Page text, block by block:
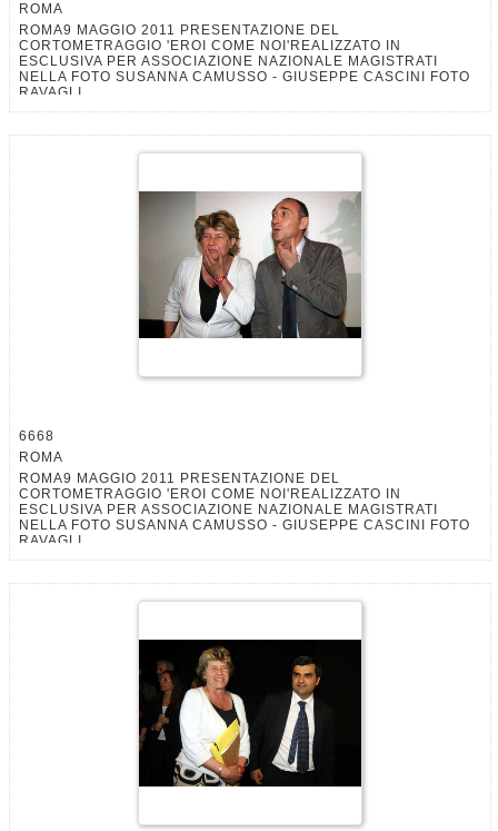
ROMA
ROMA9 MAGGIO 2011 PRESENTAZIONE DEL
CORTOMETRAGGIO 'EROI COME NOI'REALIZZATO IN
ESCLUSIVA PER ASSOCIAZIONE NAZIONALE MAGISTRATI
NELLA FOTO SUSANNA CAMUSSO - GIUSEPPE CASCINI FOTO
RAVAGLI
6668
ROMA
ROMA9 MAGGIO 2011 PRESENTAZIONE DEL
CORTOMETRAGGIO 'EROI COME NOI'REALIZZATO IN
ESCLUSIVA PER ASSOCIAZIONE NAZIONALE MAGISTRATI
NELLA FOTO SUSANNA CAMUSSO - GIUSEPPE CASCINI FOTO
RAVAGLI